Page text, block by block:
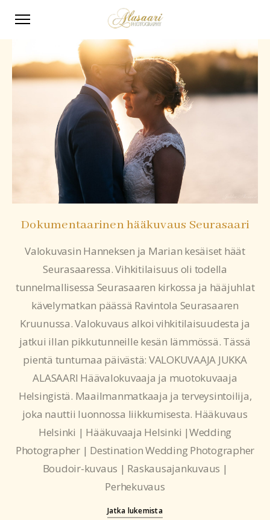
Dokumentaarinen hääkuvaus Seurasaari
Valokuvasin Hanneksen ja Marian kesäiset häät
Seurasaaressa. Vihkitilaisuus oli todella
tunnelmallisessa Seurasaaren kirkossa ja hääjuhlat
kävelymatkan päässä Ravintola Seurasaaren
Kruunussa. Valokuvaus alkoi vihkitilaisuudesta ja
jatkui illan pikkutunneille kesän lämmössä. Tässä
pientä tuntumaa päivästä: VALOKUVAAJA JUKKA
ALASAARI Häävalokuvaaja ja muotokuvaaja
Helsingistä. Maailmanmatkaaja ja terveysintoilija,
joka nauttii luonnossa liikkumisesta. Hääkuvaus
Helsinki | Hääkuvaaja Helsinki |Wedding
Photographer | Destination Wedding Photographer
Boudoir-kuvaus | Raskausajankuvaus |
Perhekuvaus
Jatka lukemista